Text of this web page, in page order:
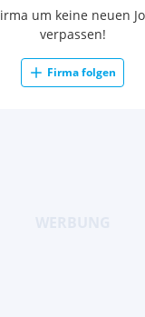
um keine neuen
verpassen!
Firma folgen